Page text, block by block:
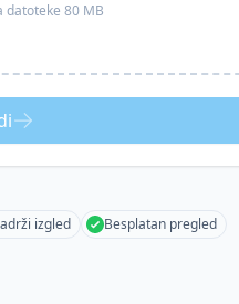
datoteke 80 MB
izgled Besplatan pregled